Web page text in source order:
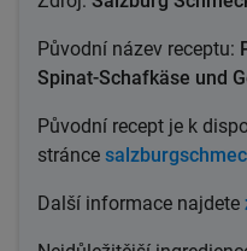
Původní název receptu:
Spinat-Schafkäse und
Původní recept je k
stránce
Další informace najdete